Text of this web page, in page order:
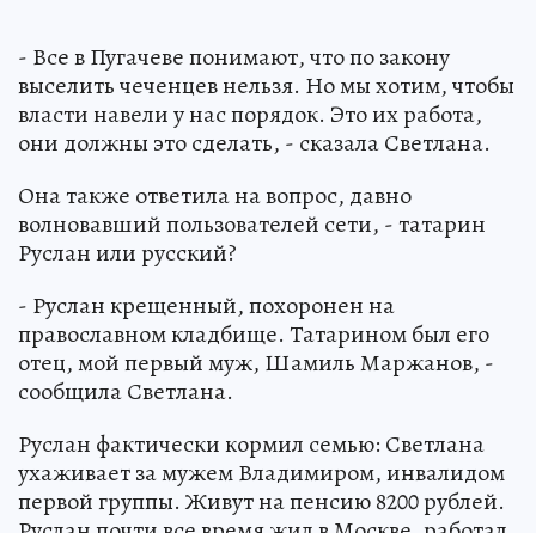
- Все в Пугачеве понимают, что по закону
выселить чеченцев нельзя. Но мы хотим, чтобы
власти навели у нас порядок. Это их работа,
они должны это сделать, - сказала Светлана.
Она также ответила на вопрос, давно
волновавший пользователей сети, - татарин
Руслан или русский?
- Руслан крещенный, похоронен на
православном кладбище. Татарином был его
отец, мой первый муж, Шамиль Маржанов, -
сообщила Светлана.
Руслан фактически кормил семью: Светлана
ухаживает за мужем Владимиром, инвалидом
первой группы. Живут на пенсию 8200 рублей.